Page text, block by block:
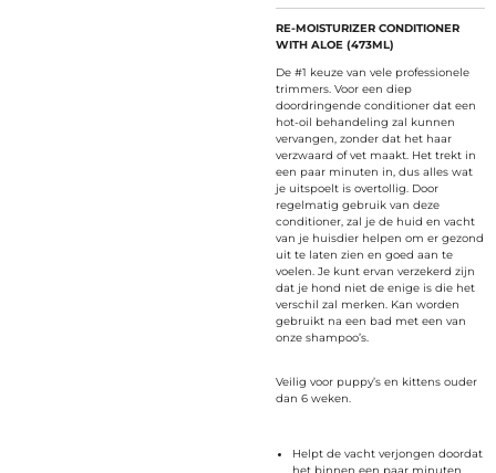
RE-MOISTURIZER CONDITIONER
WITH ALOE (473ML)
De #1 keuze van vele professionele
trimmers. Voor een diep
doordringende conditioner dat een
hot-oil behandeling zal kunnen
vervangen, zonder dat het haar
verzwaard of vet maakt. Het trekt in
een paar minuten in, dus alles wat
je uitspoelt is overtollig. Door
regelmatig gebruik van deze
conditioner, zal je de huid en vacht
van je huisdier helpen om er gezond
uit te laten zien en goed aan te
voelen. Je kunt ervan verzekerd zijn
dat je hond niet de enige is die het
verschil zal merken. Kan worden
gebruikt na een bad met een van
onze shampoo’s.
Veilig voor puppy’s en kittens ouder
dan 6 weken.
Helpt de vacht verjongen doordat
het binnen een paar minuten